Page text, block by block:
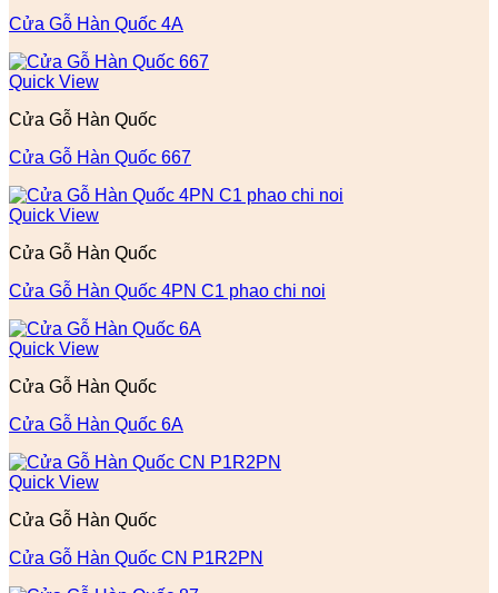
Cửa Gỗ Hàn Quốc 4A
Quick View
Cửa Gỗ Hàn Quốc
Cửa Gỗ Hàn Quốc 667
Quick View
Cửa Gỗ Hàn Quốc
Cửa Gỗ Hàn Quốc 4PN C1 phao chi noi
Quick View
Cửa Gỗ Hàn Quốc
Cửa Gỗ Hàn Quốc 6A
Quick View
Cửa Gỗ Hàn Quốc
Cửa Gỗ Hàn Quốc CN P1R2PN